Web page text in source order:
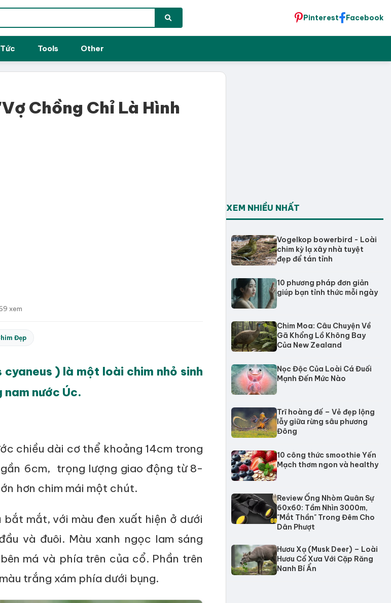
Pinterest Facebook
Tools Other
Chồng Chỉ Là Hình
xem
Đẹp
) là một loài chim nhỏ sinh
nam nước Úc.
chiều dài cơ thể khoảng 14cm trong
6cm, trọng lượng giao động từ 8-
hơn chim mái một chút.
mắt, với màu đen xuất hiện ở dưới
và đuôi. Màu xanh ngọc lam sáng
má và phía trên của cổ. Phần trên
trắng xám phía dưới bụng.
XEM NHIỀU NHẤT
Vogelkop bowerbird - Loài
chim kỳ lạ xây nhà tuyệt
đẹp để tán tỉnh
10 phương pháp đơn giản
giúp bạn tỉnh thức mỗi ngày
Chim Moa: Câu Chuyện Về
Gã Khổng Lồ Không Bay
Của New Zealand
Nọc Độc Của Loài Cá Đuối
Mạnh Đến Mức Nào
Trĩ hoàng đế – Vẻ đẹp lộng
lẫy giữa rừng sâu phương
Đông
10 công thức smoothie Yến
Mạch thơm ngon và healthy
Review Ống Nhòm Quân Sự
60x60: Tầm Nhìn 3000m,
"Mắt Thần" Trong Đêm Cho
Dân Phượt
Hươu Xạ (Musk Deer) – Loài
Hươu Cổ Xưa Với Cặp Răng
Nanh Bí Ẩn